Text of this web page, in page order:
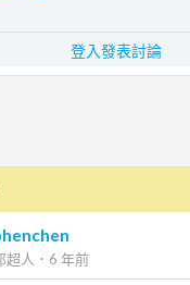
登入發表討論
超人 ． 6 年前